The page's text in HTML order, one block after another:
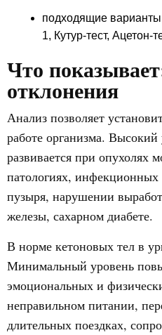
подходящие варианты
1, Кутур-тест, Ацетон-
Что
отклонения
Анализ позволяет
работе организма. Высокий
развивается при опухолях
патологиях,
пузыря, нарушении
железы, сахарном диабете.
В норме кетоновых тел в
Минимальный уровень
эмоциональных и
неправильном питании,
длительных поездках,